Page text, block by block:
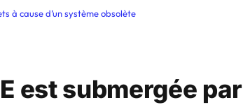
à cause d’un système obsolète
est submergée par